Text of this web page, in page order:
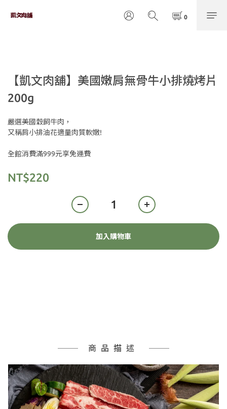
【凱文肉舖】美國嫩肩無骨牛小排燒烤片
200g
嚴選美國穀飼牛肉，
又稱肩小排油花適量肉質軟嫩!
全館消費滿999元享免運費
NT$220
加入購物車
商品描述